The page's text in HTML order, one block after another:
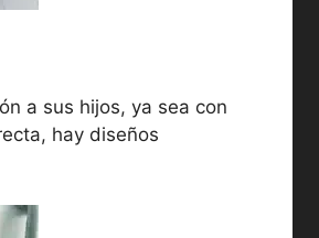
a sus hijos, ya sea con
hay diseños